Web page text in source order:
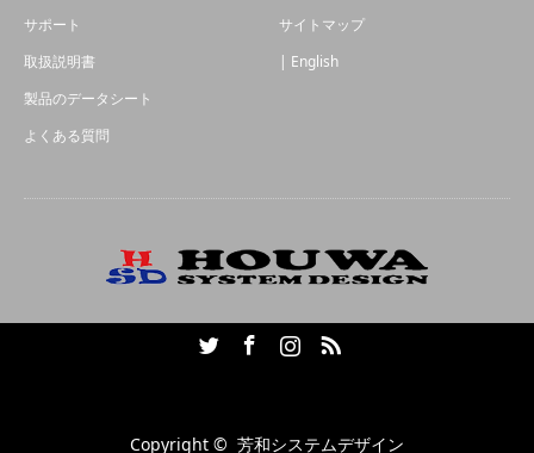
サポート
取扱説明書
製品のデータシート
よくある質問
サイトマップ
| English
Copyright © 芳和システムデザイン